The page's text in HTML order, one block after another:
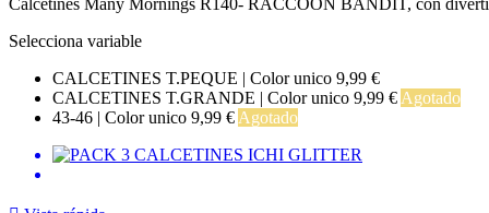
Calcetines Many Mornings R140- RACCOON BANDIT, con
Selecciona variable
CALCETINES T.PEQUE | Color unico 9,99 €
CALCETINES T.GRANDE | Color unico 9,99 € Agotado
43-46 | Color unico 9,99 € Agotado